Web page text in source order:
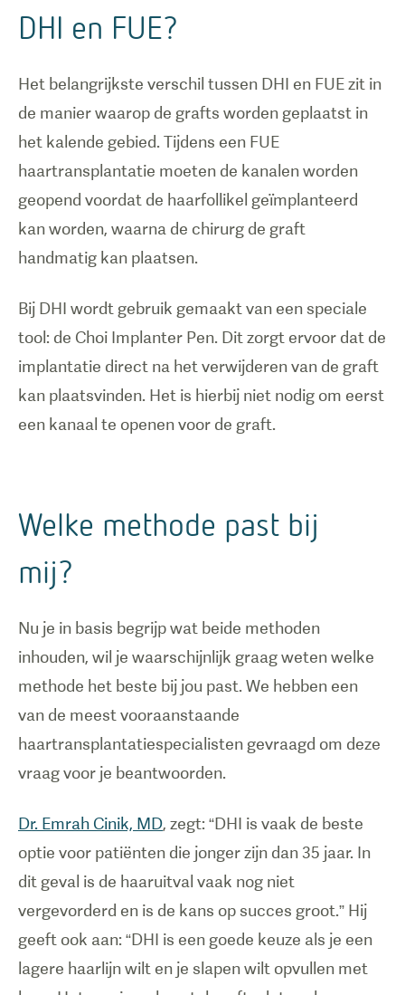
DHI en FUE?
Het belangrijkste verschil tussen DHI en FUE zit in
de manier waarop de grafts worden geplaatst in
het kalende gebied. Tijdens een FUE
haartransplantatie moeten de kanalen worden
geopend voordat de haarfollikel geïmplanteerd
kan worden, waarna de chirurg de graft
handmatig kan plaatsen.
Bij DHI wordt gebruik gemaakt van een speciale
tool: de Choi Implanter Pen. Dit zorgt ervoor dat de
implantatie direct na het verwijderen van de graft
kan plaatsvinden. Het is hierbij niet nodig om eerst
een kanaal te openen voor de graft.
Welke methode past bij
mij?
Nu je in basis begrijp wat beide methoden
inhouden, wil je waarschijnlijk graag weten welke
methode het beste bij jou past. We hebben een
van de meest vooraanstaande
haartransplantatiespecialisten gevraagd om deze
vraag voor je beantwoorden.
Dr. Emrah Cinik, MD, zegt: “DHI is vaak de beste
optie voor patiënten die jonger zijn dan 35 jaar. In
dit geval is de haaruitval vaak nog niet
vergevorderd en is de kans op succes groot.” Hij
geeft ook aan: “DHI is een goede keuze als je een
lagere haarlijn wilt en je slapen wilt opvullen met